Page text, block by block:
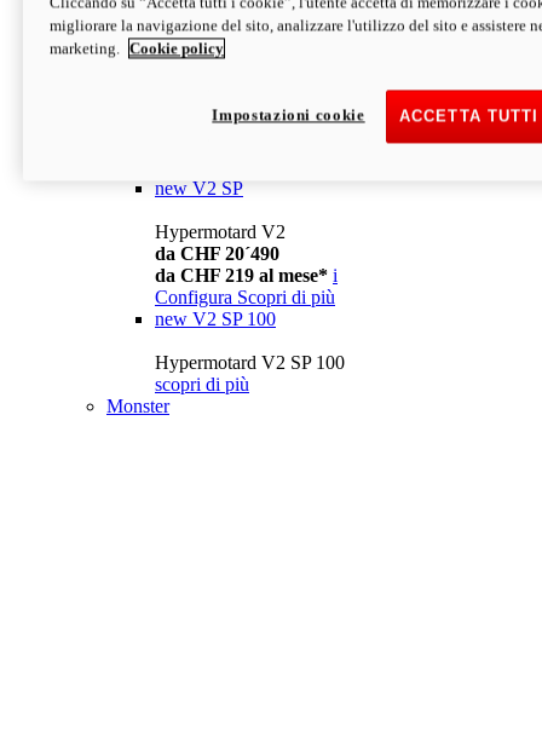
da CHF 13´990
Configura Scopri di più
newV2
da CHF 15´990
new V2 SP
Hypermotard V2
da CHF 20´490
da CHF 219 al mese* i
Configura Scopri di più
new V2 SP 100
Hypermotard V2 SP 100
scopri di più
Monster
migliorare la navigazione del sito, analizzare l'utilizzo del sito e assistere
marketing.
Cookie policy
ACCETTA
Impostazioni cookie